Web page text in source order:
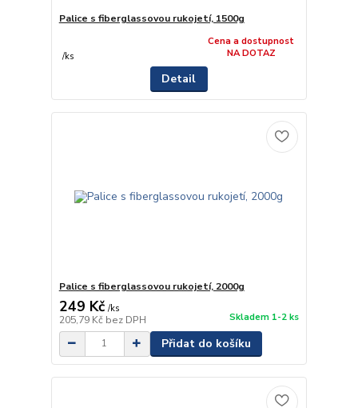
Palice s fiberglassovou rukojetí, 1500g
/ks
Cena a dostupnost
NA DOTAZ
Detail
Palice s fiberglassovou rukojetí, 2000g
249 Kč /ks
205,79 Kč bez DPH Skladem 1-2 ks
Přidat do košíku